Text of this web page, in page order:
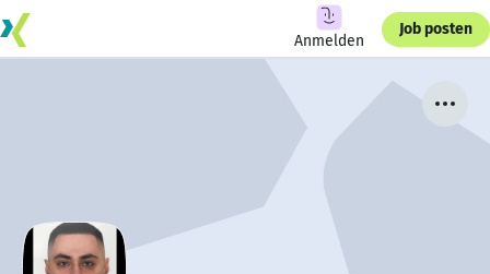
Anmelden
Job posten